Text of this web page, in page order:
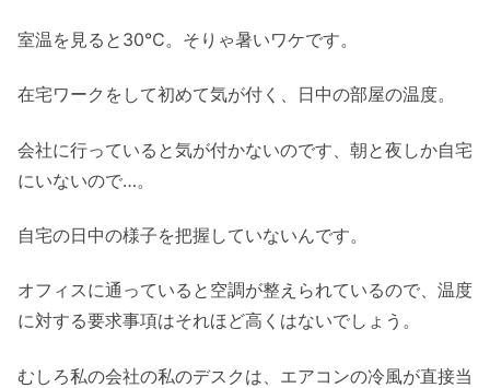
室温を見ると30℃。そりゃ暑いワケです。
在宅ワークをして初めて気が付く、日中の部屋の温度。
会社に行っていると気が付かないのです、朝と夜しか自宅
にいないので…。
自宅の日中の様子を把握していないんです。
オフィスに通っていると空調が整えられているので、温度
に対する要求事項はそれほど高くはないでしょう。
むしろ私の会社の私のデスクは、エアコンの冷風が直接当